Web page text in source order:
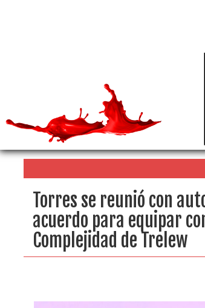
Torres se reunió con
acuerdo para equipar
Complejidad de Trelew